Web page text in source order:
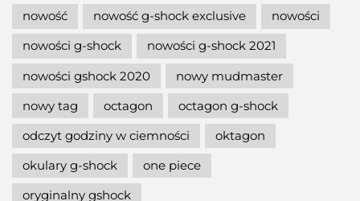
nowość
nowość g-shock exclusive
nowości
nowości g-shock
nowości g-shock 2021
nowości gshock 2020
nowy mudmaster
nowy tag
octagon
octagon g-shock
odczyt godziny w ciemności
oktagon
okulary g-shock
one piece
oryginalny gshock